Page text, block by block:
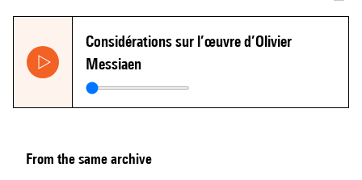
Considérations sur l’œuvre d’Olivier
Messiaen
From the same archive